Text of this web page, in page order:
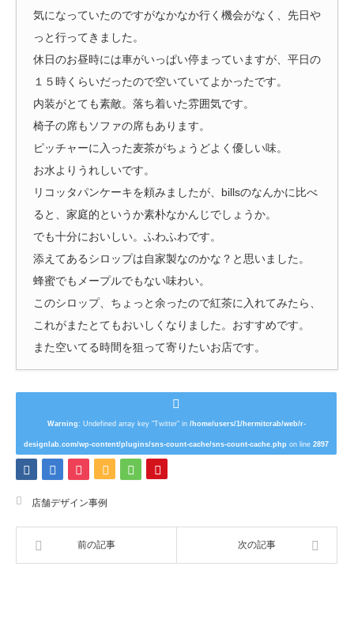
気になっていたのですがなかなか行く機会がなく、先日や
っと行ってきました。
休日のお昼時には車がいっぱい停まっていますが、平日の
１５時くらいだったので空いていてよかったです。
内装がとても素敵。落ち着いた雰囲気です。
椅子の席もソファの席もあります。
ピッチャーに入った麦茶がちょうどよく優しい味。
お水よりうれしいです。
リコッタパンケーキを頼みましたが、billsのなんかに比べ
ると、家庭的というか素朴なかんじでしょうか。
でも十分においしい。ふわふわです。
添えてあるシロップは自家製なのかな？と思いました。
蜂蜜でもメープルでもない味わい。
このシロップ、ちょっと余ったので紅茶に入れてみたら、
これがまたとてもおいしくなりました。 おすすめです。
また空いてる時間を狙って寄りたいお店です。
Warning: Undefined array key "Twitter" in /home/users/1/hermitcrab/web/r-
designlab.com/wp-content/plugins/sns-count-cache/sns-count-cache.php on line 2897
店舗デザイン事例
前の記事 次の記事